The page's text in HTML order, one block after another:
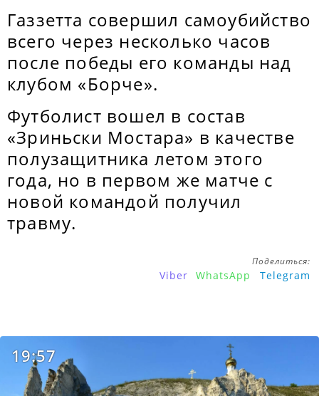
Газзетта совершил самоубийство
всего через несколько часов
после победы его команды над
клубом «Борче».
Футболист вошел в состав
«Зриньски Мостара» в качестве
полузащитника летом этого
года, но в первом же матче с
новой командой получил
травму.
Поделиться:
Viber WhatsApp Telegram
19:57